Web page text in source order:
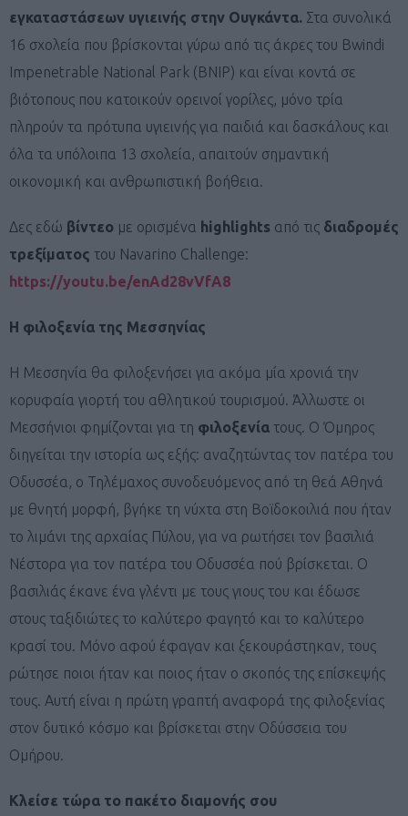
εγκαταστάσεων υγιεινής στην Ουγκάντα. Στα συνολικά
16 σχολεία που βρίσκονται γύρω από τις άκρες του Bwindi
Impenetrable National Park (BNIP) και είναι κοντά σε
βιότοπους που κατοικούν ορεινοί γορίλες, μόνο τρία
πληρούν τα πρότυπα υγιεινής για παιδιά και δασκάλους και
όλα τα υπόλοιπα 13 σχολεία, απαιτούν σημαντική
οικονομική και ανθρωπιστική βοήθεια.
Δες εδώ βίντεο με ορισμένα highlights από τις διαδρομές
τρεξίματος του Navarino Challenge:
https://youtu.be/enAd28vVfA8
Η φιλοξενία της Μεσσηνίας
Η Μεσσηνία θα φιλοξενήσει για ακόμα μία χρονιά την
κορυφαία γιορτή του αθλητικού τουρισμού. Άλλωστε οι
Μεσσήνιοι φημίζονται για τη φιλοξενία τους. Ο Όμηρος
διηγείται την ιστορία ως εξής: αναζητώντας τον πατέρα του
Οδυσσέα, ο Τηλέμαχος συνοδευόμενος από τη θεά Αθηνά
με θνητή μορφή, βγήκε τη νύχτα στη Βοϊδοκοιλιά που ήταν
το λιμάνι της αρχαίας Πύλου, για να ρωτήσει τον βασιλιά
Νέστορα για τον πατέρα του Οδυσσέα πού βρίσκεται. Ο
βασιλιάς έκανε ένα γλέντι με τους γιους του και έδωσε
στους ταξιδιώτες το καλύτερο φαγητό και το καλύτερο
κρασί του. Μόνο αφού έφαγαν και ξεκουράστηκαν, τους
ρώτησε ποιοι ήταν και ποιος ήταν ο σκοπός της επίσκεψής
τους. Αυτή είναι η πρώτη γραπτή αναφορά της φιλοξενίας
στον δυτικό κόσμο και βρίσκεται στην Οδύσσεια του
Ομήρου.
Κλείσε τώρα το πακέτο διαμονής σου